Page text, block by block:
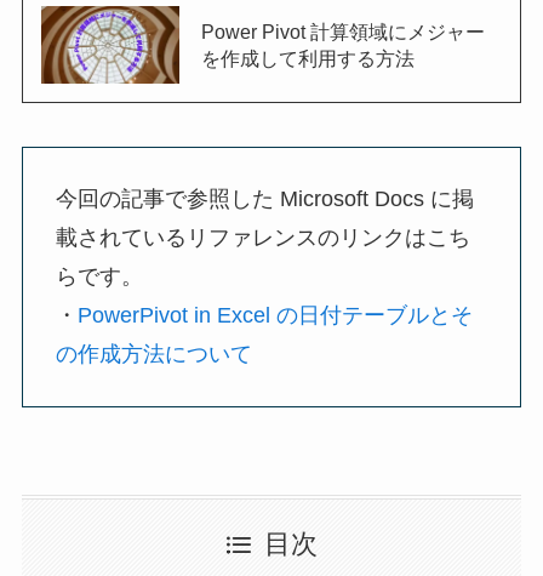
Power Pivot 計算領域にメジャー
を作成して利用する方法
今回の記事で参照した Microsoft Docs に掲
載されているリファレンスのリンクはこち
らです。
・ PowerPivot in Excel の日付テーブルとそ
の作成方法について
目次